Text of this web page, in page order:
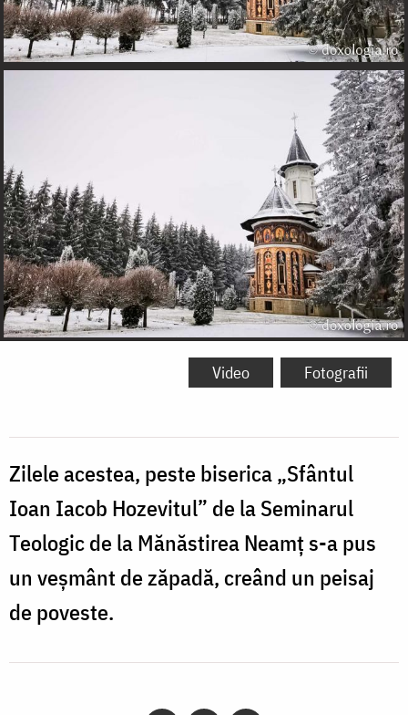
Video Fotografii
Zilele acestea, peste biserica „Sfântul
Ioan Iacob Hozevitul” de la Seminarul
Teologic de la Mănăstirea Neamț s-a pus
un veșmânt de zăpadă, creând un peisaj
de poveste.